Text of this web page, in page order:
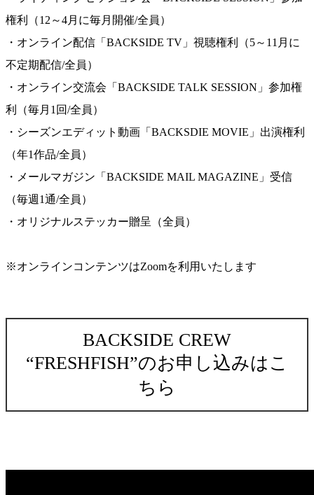
権利（12～4月に毎月開催/全員）
・オンライン配信「BACKSIDE TV」視聴権利（5～11月に
不定期配信/全員）
・オンライン交流会「BACKSIDE TALK SESSION」参加権
利（毎月1回/全員）
・シーズンエディット動画「BACKSDIE MOVIE」出演権利
（年1作品/全員）
・メールマガジン「BACKSIDE MAIL MAGAZINE」受信
（毎週1通/全員）
・オリジナルステッカー贈呈（全員）
※オンラインコンテンツはZoomを利用いたします
BACKSIDE CREW
“FRESHFISH”のお申し込みはこ
ちら